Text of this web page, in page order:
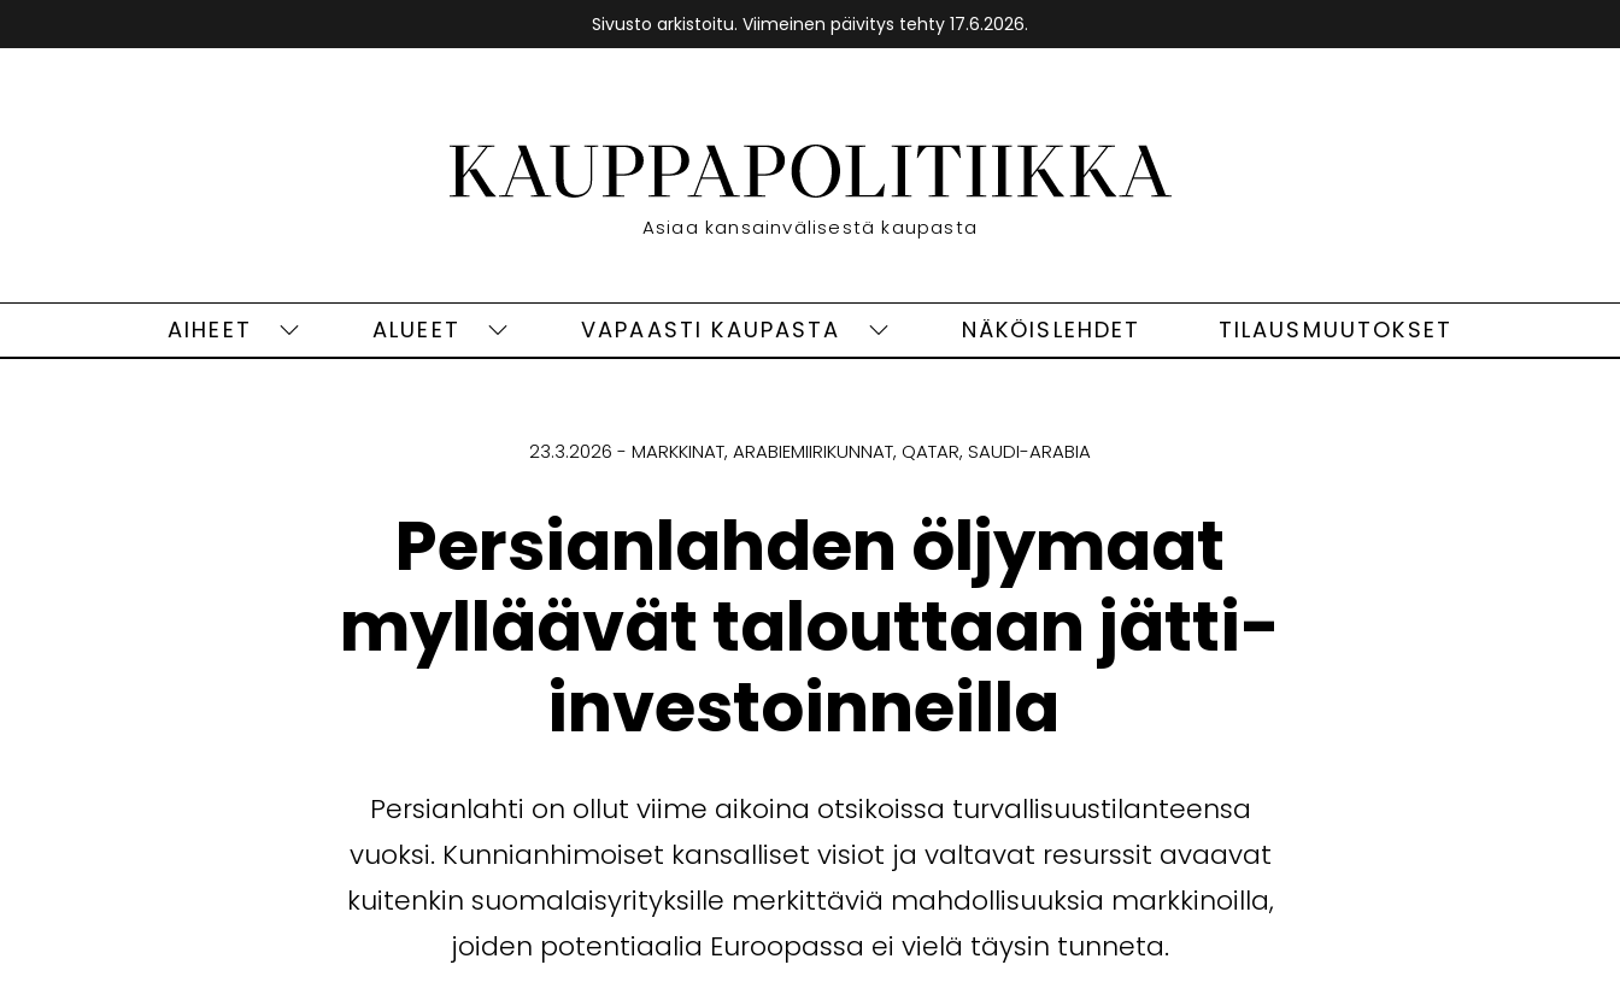
Sivusto arkistoitu. Viimeinen päivitys tehty 17.6.2026.
Etusivu
Asiaa kansainvälisestä kaupasta
AIHEET
Aiheet
ALUEET
Alueet
VAPAASTI KAUPASTA
VapaastiNÄKÖISLEHDET TILAUSMUUTOKSET
23.3.2026 MARKKINAT ARABIEMIIRIKUNNAT QATAR SAUDI-ARABIA
Persianlahden öljymaat
mylläävät talouttaan jätti-
investoinneilla
Persianlahti on ollut viime aikoina otsikoissa turvallisuustilanteensa
vuoksi. Kunnianhimoiset kansalliset visiot ja valtavat resurssit avaavat
kuitenkin suomalaisyrityksille merkittäviä mahdollisuuksia markkinoilla,
joiden potentiaalia Euroopassa ei vielä täysin tunneta.